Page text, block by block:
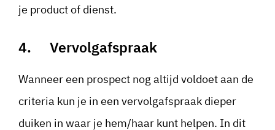
je product of dienst.
4. Vervolgafspraak
Wanneer een prospect nog altijd voldoet aan de
criteria kun je in een vervolgafspraak dieper
duiken in waar je hem/haar kunt helpen. In dit